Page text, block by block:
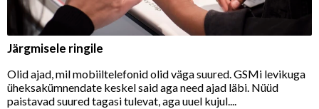
Järgmisele ringile
Olid ajad, mil mobiiltelefonid olid väga suured. GSMi levikuga
üheksakümnendate keskel said aga need ajad läbi. Nüüd
paistavad suured tagasi tulevat, aga uuel kujul....